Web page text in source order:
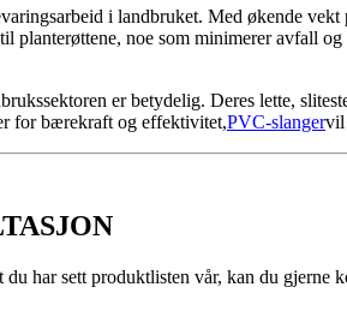
i landbruket. Med økende
planterøttene, noe som minimerer avfall
er betydelig. Deres lette,
for bærekraft og effektivitet,PVC-slangervil
har sett produktlisten vår, kan du